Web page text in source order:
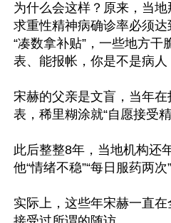
为什么会这样？原来，当
求重性精神病确诊率必须
“凑数拿补贴”，一些地方干
表、能报帐，你是不是病人
宋赫的父亲是文盲，当年
表，稀里糊涂就“自愿接受精
此后整整8年，当地机构还
他“情绪不稳”“每日服药两
实际上，这些年宋赫一直